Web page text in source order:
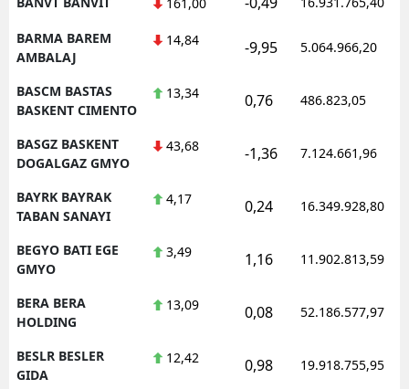
BARMA BAREM
AMBALAJ
14,84 -9,95 5.064.966,20
BASCM BASTAS
BASKENT CIMENTO
13,34 0,76 486.823,05
BASGZ BASKENT
DOGALGAZ GMYO
43,68 -1,36 7.124.661,96
BAYRK BAYRAK
TABAN SANAYI
4,17 0,24 16.349.928,80
BEGYO BATI EGE
GMYO
3,49 1,16 11.902.813,59
BERA BERA
HOLDING
13,09 0,08 52.186.577,97
BESLR BESLER
GIDA
12,42 0,98 19.918.755,95